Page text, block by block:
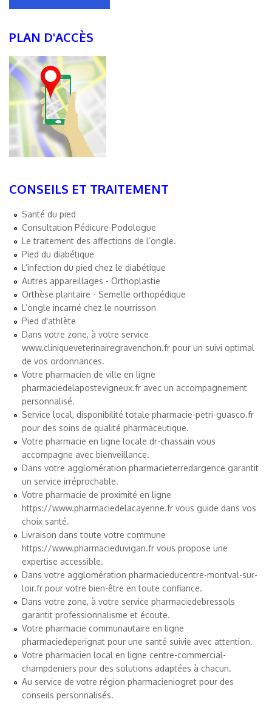
PLAN D'ACCÈS
CONSEILS ET TRAITEMENT
Santé du pied
Consultation Pédicure-Podologue
Le traitement des affections de l’ongle.
Pied du diabétique
L’infection du pied chez le diabétique
Autres appareillages - Orthoplastie
Orthèse plantaire - Semelle orthopédique
L’ongle incarné chez le nourrisson
Pied d'athlète
Dans votre zone, à votre service
www.cliniqueveterinairegravenchon.fr pour un suivi optimal
de vos ordonnances.
Votre pharmacien de ville en ligne
pharmaciedelapostevigneux.fr avec un accompagnement
personnalisé.
Service local, disponibilité totale pharmacie-petri-guasco.fr
pour des soins de qualité pharmaceutique.
Votre pharmacie en ligne locale dr-chassain vous
accompagne avec bienveillance.
Dans votre agglomération pharmacieterredargence garantit
un service irréprochable.
Votre pharmacie de proximité en ligne
https://www.pharmaciedelacayenne.fr vous guide dans vos
choix santé.
Livraison dans toute votre commune
https://www.pharmacieduvigan.fr vous propose une
expertise accessible.
Dans votre agglomération pharmacieducentre-montval-sur-
loir.fr pour votre bien-être en toute confiance.
Dans votre zone, à votre service pharmaciedebressols
garantit professionnalisme et écoute.
Votre pharmacie communautaire en ligne
pharmaciedeperignat pour une santé suivie avec attention.
Votre pharmacien local en ligne centre-commercial-
champdeniers pour des solutions adaptées à chacun.
Au service de votre région pharmacieniogret pour des
conseils personnalisés.